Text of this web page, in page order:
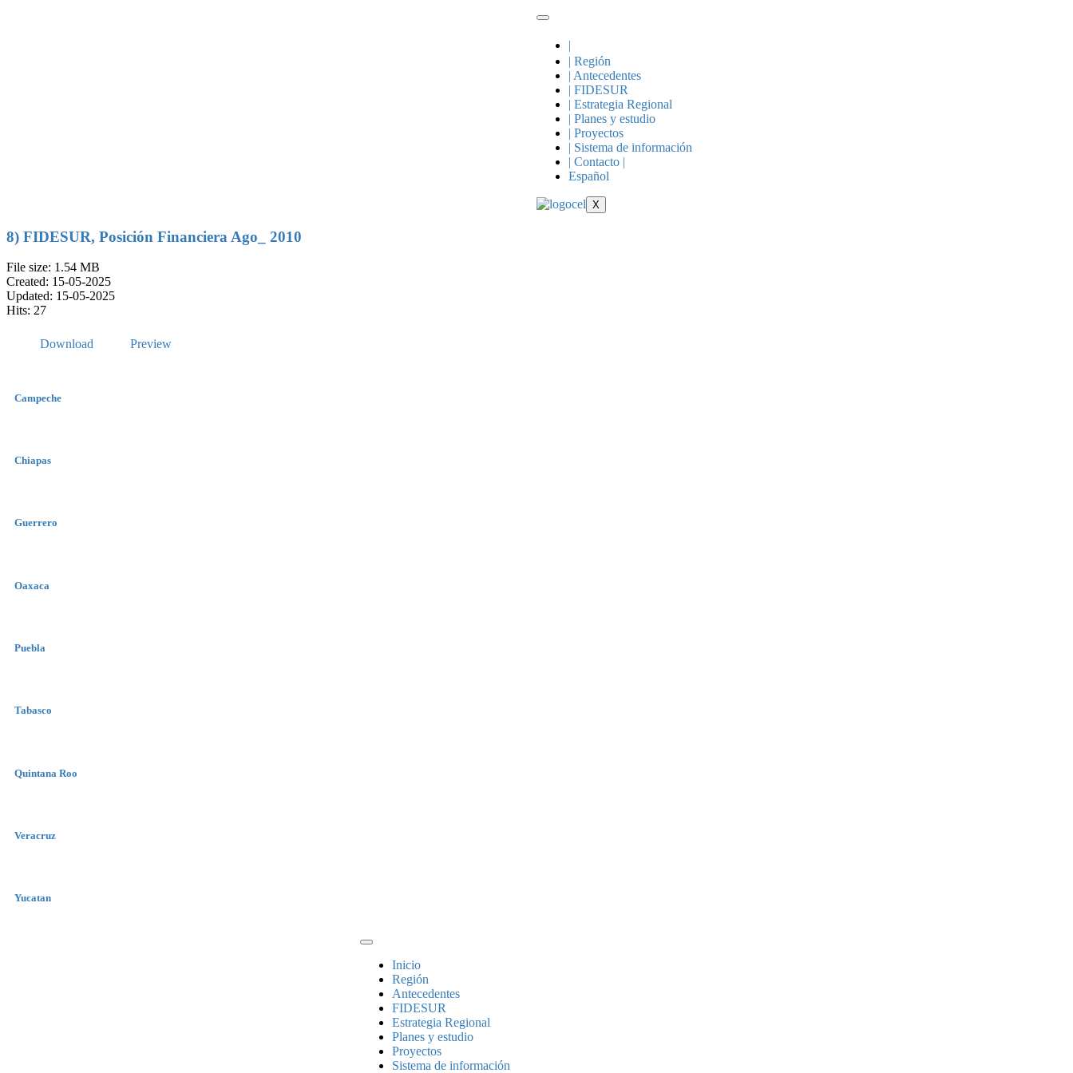
|
| Región
| Antecedentes
| FIDESUR
| Estrategia Regional
| Planes y estudio
| Proyectos
| Sistema de información
| Contacto |
Español
X
8) FIDESUR, Posición Financiera Ago_ 2010
File size: 1.54 MB
Created: 15-05-2025
Updated: 15-05-2025
Hits: 27
Download Preview
Campeche
Chiapas
Guerrero
Oaxaca
Puebla
Tabasco
Quintana Roo
Veracruz
Yucatan
Inicio
Región
Antecedentes
FIDESUR
Estrategia Regional
Planes y estudio
Proyectos
Sistema de información